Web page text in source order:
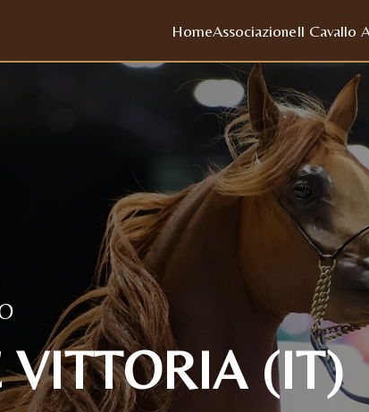
HomeAssociazioneIl Cavallo
VITTORIA (IT)